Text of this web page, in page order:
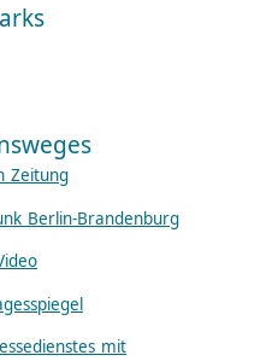
Zeitung
Berlin-Brandenburg
mit